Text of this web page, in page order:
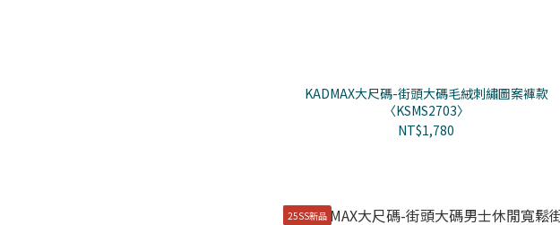
KADMAX大尺碼-街頭大碼毛絨刺繡圖案褲款
〈KSMS2703〉
NT$1,780
25SS新品